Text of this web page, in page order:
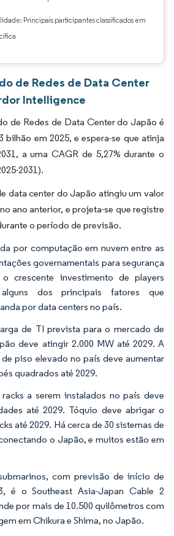
Principais participantes classificados em
de Redes de Data Center
Intelligence
de Redes de Data Center do Japão é
bilhão em 2025, e espera-se que atinja
a uma CAGR de 5,27% durante o
2031).
data center do Japão atingiu um valor
ano anterior, e projeta-se que registre
o período de previsão.
por computação em nuvem entre as
governamentais para segurança
crescente investimento de players
dos principais fatores que
por data centers no país.
de TI prevista para o mercado de
deve atingir 2.000 MW até 2029. A
piso elevado no país deve aumentar
quadrados até 2029.
a serem instalados no país deve
até 2029. Tóquio deve abrigar o
até 2029. Há cerca de 30 sistemas de
o Japão, e muitos estão em
com previsão de início de
é o Southeast Asia-Japan Cable 2
por mais de 10.500 quilômetros com
em Chikura e Shima, no Japão.